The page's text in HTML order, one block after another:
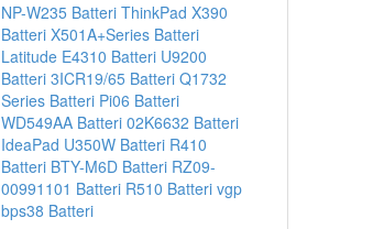
NP-W235 Batteri ThinkPad X390
Batteri X501A+Series Batteri
Latitude E4310 Batteri U9200
Batteri 3ICR19/65 Batteri Q1732
Series Batteri Pi06 Batteri
WD549AA Batteri 02K6632 Batteri
IdeaPad U350W Batteri R410
Batteri BTY-M6D Batteri RZ09-
00991101 Batteri R510 Batteri vgp
bps38 Batteri